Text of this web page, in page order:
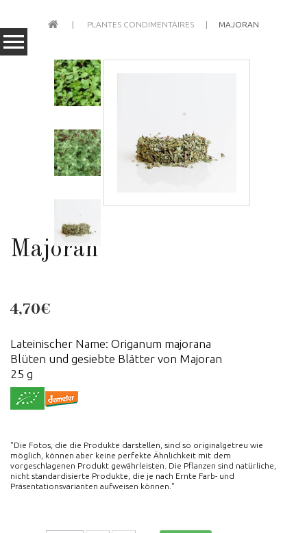
PLANTES CONDIMENTAIRES MAJORAN
Majoran
4,70€
Lateinischer Name: Origanum majorana
Blüten und gesiebte Blätter von Majoran
25 g
"Die Fotos, die die Produkte darstellen, sind so originalgetreu wie
möglich, können aber keine perfekte Ähnlichkeit mit dem
vorgeschlagenen Produkt gewährleisten. Die Pflanzen sind natürliche,
nicht standardisierte Produkte, die je nach Ernte Farb- und
Präsentationsvarianten aufweisen können."